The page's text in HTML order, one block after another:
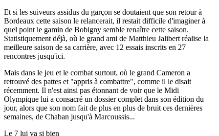
Et si les suiveurs assidus du garçon se doutaient que son retour à
Bordeaux cette saison le relancerait, il restait difficile d'imaginer à
quel point le gamin de Bobigny semble renaître cette saison.
Statistiquement déjà, où le grand ami de Matthieu Jalibert réalise la
meilleure saison de sa carrière, avec 12 essais inscrits en 27
rencontres jusqu'ici.
Mais dans le jeu et le combat surtout, où le grand Cameron a
retrouvé des pattes et "appris à combattre", comme il le disait
récemment. Il n'est ainsi pas étonnant de voir que le Midi
Olympique lui a consacré un dossier complet dans son édition du
jour, alors que son nom fait de plus en plus de bruit ces dernières
semaines, de Chaban jusqu'à Marcoussis...
Le 7 lui va si bien